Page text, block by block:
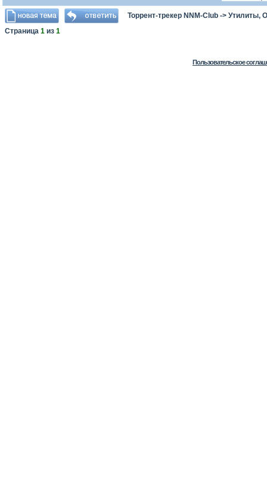
Торрент-трекер NNM-Club -> Утилиты,
Страница 1 из 1
Пользовательское